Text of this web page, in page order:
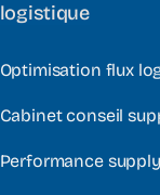
logistique
Optimisation flux
Cabinet conseil
Performance